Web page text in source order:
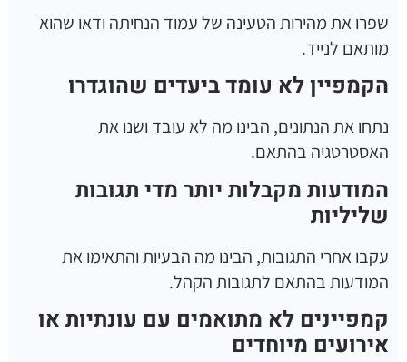
שפרו את מהירות הטעינה של עמוד הנחיתה ודאו שהוא
מותאם לנייד.
הקמפיין לא עומד ביעדים שהוגדרו
נתחו את הנתונים, הבינו מה לא עובד ושנו את
האסטרטגיה בהתאם.
המודעות מקבלות יותר מדי תגובות
שליליות
עקבו אחרי התגובות, הבינו מה הבעיות והתאימו את
המודעות בהתאם לתגובות הקהל.
קמפיינים לא מתואמים עם עונתיות או
אירועים מיוחדים